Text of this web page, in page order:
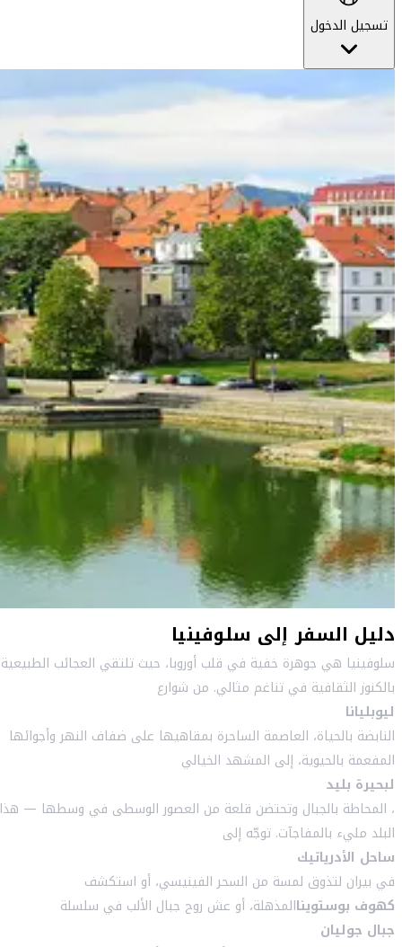
تسجيل الدخول
دليل السفر إلى سلوفينيا
سلوفينيا هي جوهرة خفية في قلب أوروبا، حيث تلتقي العجائب الطبيعية
بالكنوز الثقافية في تناغم مثالي. من شوارع
ليوبليانا
النابضة بالحياة، العاصمة الساحرة بمقاهيها على ضفاف النهر وأجوائها
المفعمة بالحيوية، إلى المشهد الخيالي
لبحيرة بليد
، المحاطة بالجبال وتحتضن قلعة من العصور الوسطى في وسطها — هذا
البلد مليء بالمفاجآت. توجّه إلى
ساحل الأدرياتيك
في بيران لتذوق لمسة من السحر الفينيسي، أو استكشف
كهوف بوستويناالمذهلة، أو عش روح جبال الألب في سلسلة
جبال جوليان